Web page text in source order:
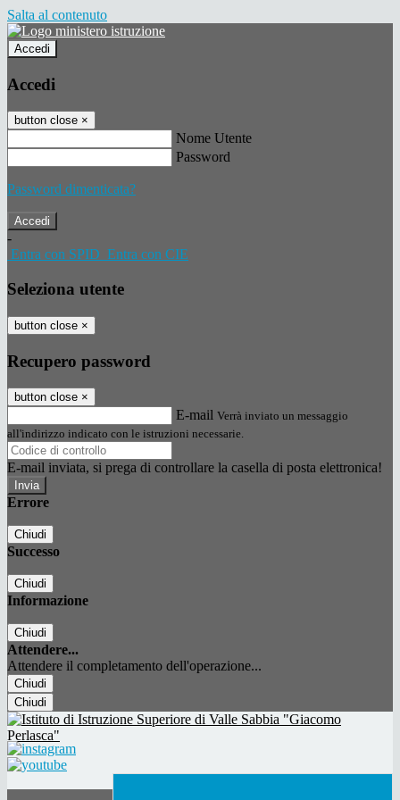
Salta al contenuto
Accedi
Accedi
button close ×
Nome Utente
Password
Password dimenticata?
-
Entra con SPID Entra con CIE
Seleziona utente
button close ×
Recupero password
button close ×
E-mail Verrà inviato un messaggio
all'indirizzo indicato con le istruzioni necessarie.
E-mail inviata, si prega di controllare la casella di posta elettronica!
Errore
Chiudi
Successo
Chiudi
Informazione
Chiudi
Attendere...
Attendere il completamento dell'operazione...
Chiudi
Chiudi